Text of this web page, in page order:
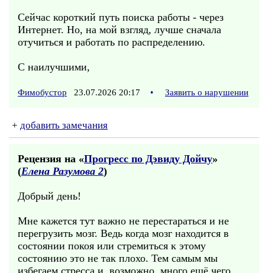
Сейчас короткий путь поиска работы - через
Интернет. Но, на мой взгляд, лучше сначала
отучиться и работать по распределению.
С наилучшими,
Фимобустор 23.07.2026 20:17 • Заявить о нарушении
+ добавить замечания
Рецензия на «Прогресс по Дэвиду Дойчу»
(Елена Разумова 2)
Добрый день!
Мне кажется тут важно не перестараться и не
перегрузить мозг. Ведь когда мозг находится в
состоянии покоя или стремиться к этому
состоянию это не так плохо. Тем самым мы
избегаем стресса и, возможно, много ещё чего.